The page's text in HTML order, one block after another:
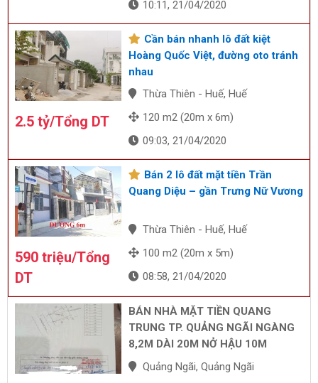
10:11, 21/04/2020
2.5 tỷ/Tổng DT
Cần bán nhanh lô đất kiệt
Hoàng Quốc Việt, đường oto tránh
nhau
Thừa Thiên - Huế, Huế
120 m2 (20m x 6m)
09:03, 21/04/2020
590 triệu/Tổng
DT
Bán 2 lô đất mặt tiền Trần
Quang Diệu – gần Trưng Nữ Vương
Thừa Thiên - Huế, Huế
100 m2 (20m x 5m)
08:58, 21/04/2020
BÁN NHÀ MẶT TIỀN QUANG
TRUNG TP. QUẢNG NGÃI NGÀNG
8,2M DÀI 20M NỞ HẬU 10M
Quảng Ngãi, Quảng Ngãi